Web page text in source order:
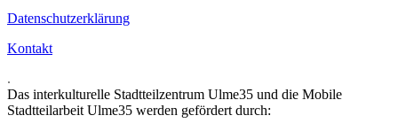
Datenschutzerklärung
Kontakt
.
Das interkulturelle Stadtteilzentrum Ulme35 und die Mobile
Stadtteilarbeit Ulme35 werden gefördert durch: